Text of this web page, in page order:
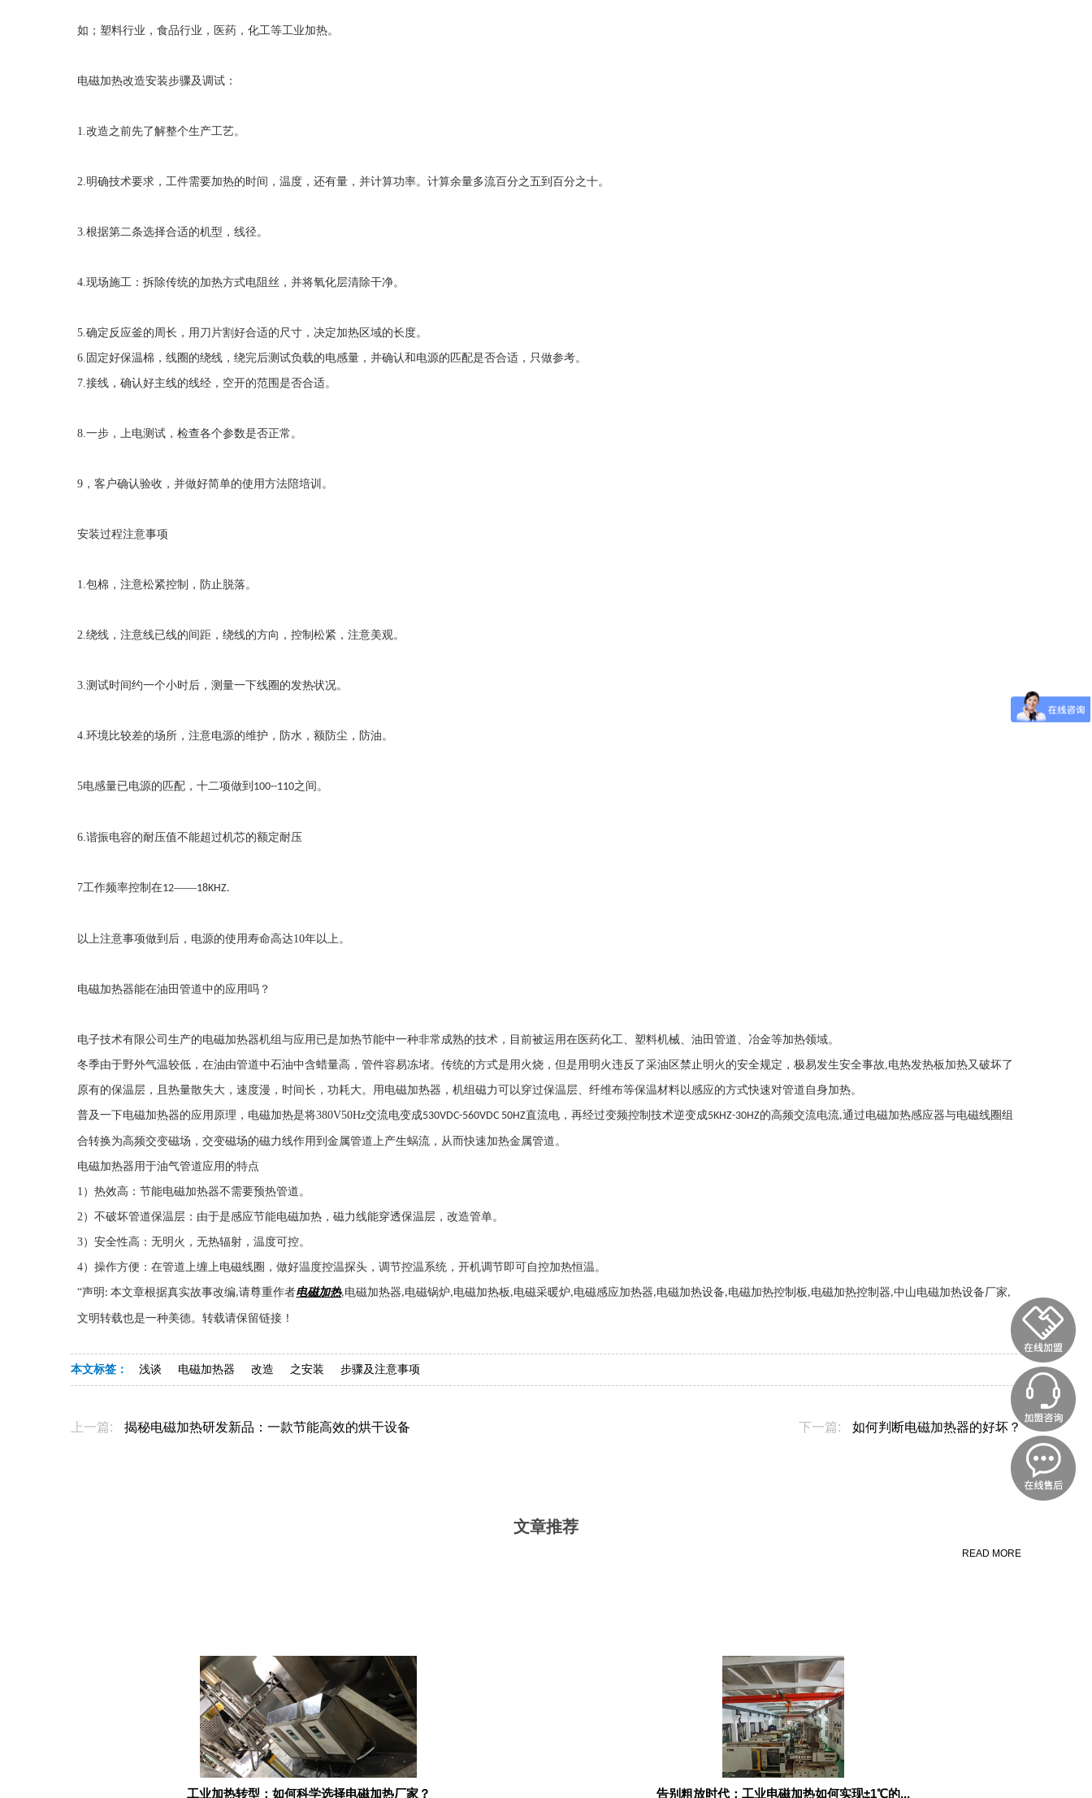
如；塑料行业，食品行业，医药，化工等工业加热。
电磁加热改造安装步骤及调试：
1.改造之前先了解整个生产工艺。
2.明确技术要求，工件需要加热的时间，温度，还有量，并计算功率。计算余量多流百分之五到百分之十。
3.根据第二条选择合适的机型，线径。
4.现场施工：拆除传统的加热方式电阻丝，并将氧化层清除干净。
5.确定反应釜的周长，用刀片割好合适的尺寸，决定加热区域的长度。
6. 固定好保温棉，线圈的绕线，绕完后测试负载的电感量，并确认和电源的匹配是否合适，只做参考。
7.接线，确认好主线的线经，空开的范围是否合适。
8.一步，上电测试，检查各个参数是否正常。
9 ，客户确认验收，并做好简单的使用方法陪培训。
安装过程注意事项
1.包棉，注意松紧控制，防止脱落。
2.绕线，注意线已线的间距，绕线的方向，控制松紧，注意美观。
3.测试时间约一个小时后，测量一下线圈的发热状况。
4.环境比较差的场所，注意电源的维护，防水，额防尘，防油。
5电感量已电源的匹配，十二项做到 100--110之间。
6.谐振电容的耐压值不能超过机芯的额定耐压
7工作频率控制在12——18KHZ.
以上注意事项做到后，电源的使用寿命高达10年以上。
电磁加热器能在油田管道中的应用吗？
电子技术有限公司生产的电磁加热器机组与应用已是加热节能中一种非常成熟的技术，目前被运用在医药化工、塑料机械、油田管道、冶金等加热领域。
冬季由于野外气温较低，在油由管道中石油中含蜡量高，管件容易冻堵。传统的方式是用火烧，但是用明火违反了采油区禁止明火的安全规定，极易发生安全事故,电热发热板加热又破坏了
原有的保温层，且热量散失大，速度漫，时间长，功耗大。用电磁加热器，机组磁力可以穿过保温层、纤维布等保温材料以感应的方式快速对管道自身加热。
普及一下电磁加热器的应用原理，电磁加热是将380V50Hz交流电变成530VDC-560VDC 50HZ直流电，再经过变频控制技术逆变成5KHZ-30HZ的高频交流电流,通过电磁加热感应器与电磁线圈组
合转换为高频交变磁场，交变磁场的磁力线作用到金属管道上产生蜗流，从而快速加热金属管道。
电磁加热器用于油气管道应用的特点
1 ）热效高：节能电磁加热器不需要预热管道。
2）不破坏管道保温层：由于是感应节能电磁加热，磁力线能穿透保温层，改造管单。
3）安全性高：无明火，无热辐射，温度可控。
4）操作方便：在管道上缠上电磁线圈，做好温度控温探头，调节控温系统，开机调节即可自控加热恒温。
“声明 :本文章根据真实故事改编,请尊重作者电磁加热,电磁加热器,电磁锅炉,电磁加热板 ,电磁采暖炉,电磁感应加热器,电磁加热设备,电磁加热控制板 ,电磁加热控制器,中山电磁加热设备厂家,
文明转载也是一种美德。转载请保留链接！
本文标签： 浅谈 电磁加热器 改造 之安装 步骤及注意事项
上一篇: 揭秘电磁加热研发新品：一款节能高效的烘干设备 下一篇: 如何判断电磁加热器的好坏？
文章推荐
READ MORE
工业加热转型：如何科学选择电磁加热厂家？ 告别粗放时代：工业电磁加热如何实现±1℃的...